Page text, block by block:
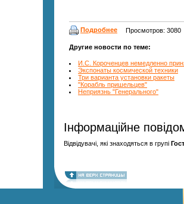
Подробнее Просмотров: 3080
Другие новости по теме:
И.С. Короченцев немедленно
Экспонаты космической тех­ники
Три варианта установки ракеты
"Корабль пришельцев"
Неприязнь "Генерального"
Інформаційне
Відвідувачі, які знаходяться в групі